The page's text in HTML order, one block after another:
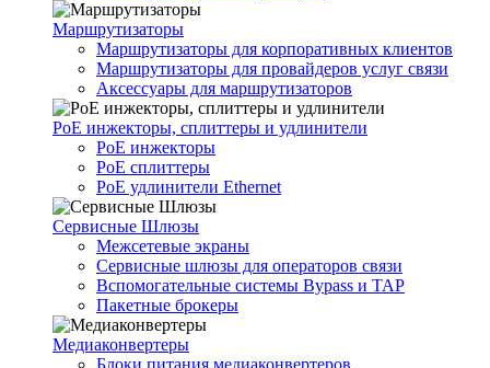
Маршрутизаторы
Маршрутизаторы для корпоративных клиентов
Маршрутизаторы для провайдеров услуг связи
Аксессуары для маршрутизаторов
PoE инжекторы, сплиттеры и удлинители
PoE инжекторы
PoE сплиттеры
PoE удлинители Ethernet
Сервисные Шлюзы
Межсетевые экраны
Сервисные шлюзы для операторов связи
Вспомогательные системы Bypass и TAP
Пакетные брокеры
Медиаконвертеры
Блоки питания медиаконвертеров